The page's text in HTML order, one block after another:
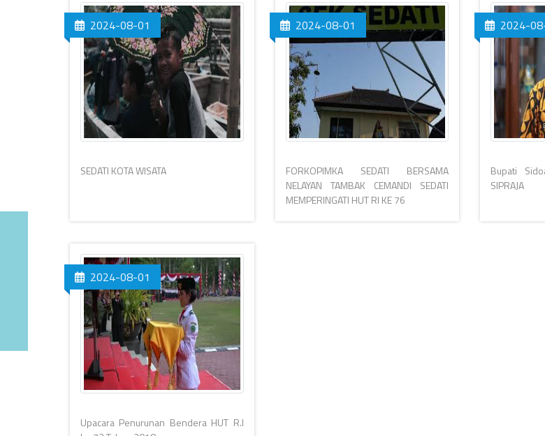
2024-08-01
SEDATI KOTA WISATA
2024-08-01
FORKOPIMKA SEDATI BERSAMA
NELAYAN TAMBAK CEMANDI SEDATI
MEMPERINGATI HUT RI KE 76
2024-
Bupati
SIPRAJA
2024-08-01
Upacara Penurunan Bendera HUT R.I